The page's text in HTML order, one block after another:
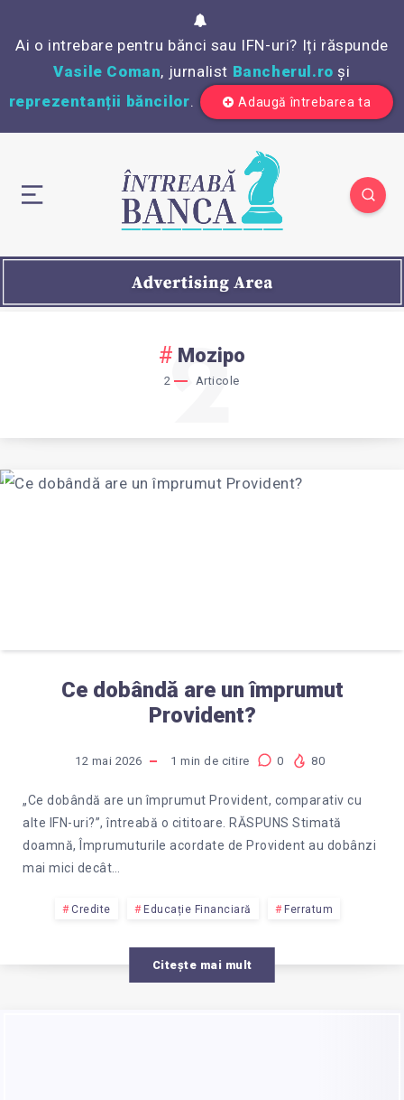
Ai o intrebare pentru bănci sau IFN-uri? Iți răspunde
Vasile Coman, jurnalist Bancherul.ro și
reprezentanții băncilor. Adaugă întrebarea ta
Mozipo
2 Articole
2
Ce dobândă are un împrumut
Provident?
12 mai 2026 1 min de citire 0 80
„Ce dobândă are un împrumut Provident, comparativ cu
alte IFN-uri?”, întreabă o cititoare. RĂSPUNS Stimată
doamnă, Împrumuturile acordate de Provident au dobânzi
mai mici decât…
Credite Educație Financiară Ferratum
Citește mai mult